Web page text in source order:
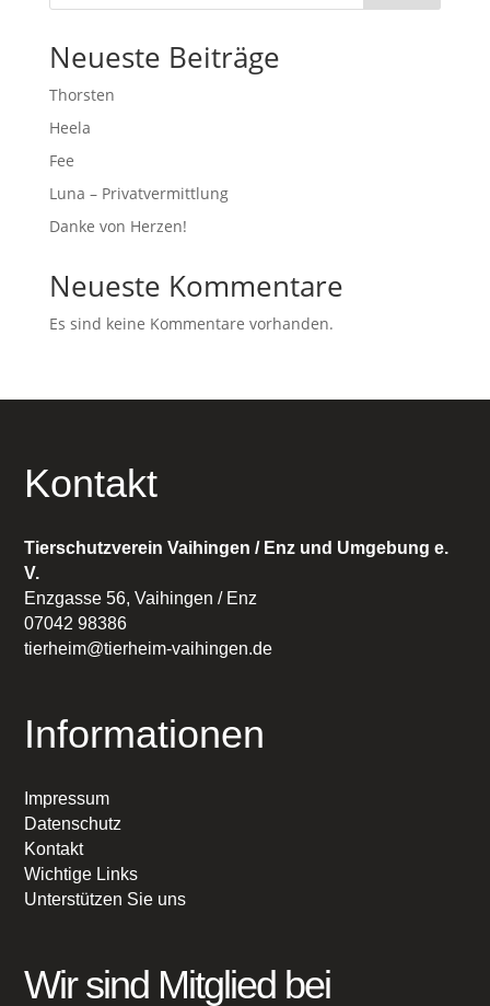
Neueste Beiträge
Thorsten
Heela
Fee
Luna – Privatvermittlung
Danke von Herzen!
Neueste Kommentare
Es sind keine Kommentare vorhanden.
Kontakt
Tierschutzverein Vaihingen / Enz und Umgebung e.
V.
Enzgasse 56, Vaihingen / Enz
07042 98386
tierheim@tierheim-vaihingen.de
Informationen
Impressum
Datenschutz
Kontakt
Wichtige Links
Unterstützen Sie uns
Wir sind Mitglied bei